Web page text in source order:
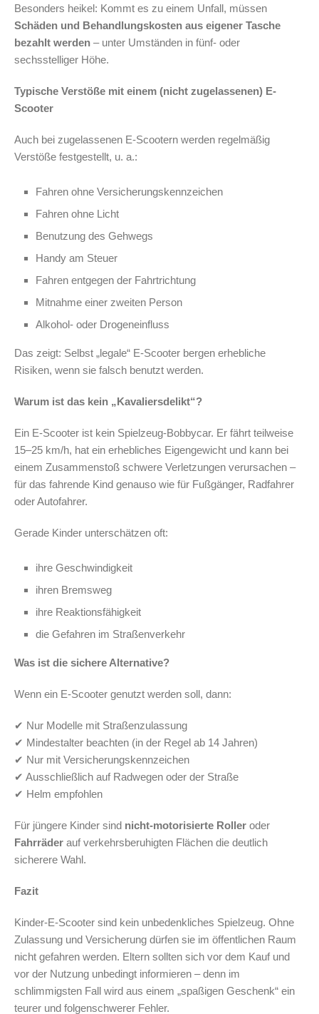
Besonders heikel: Kommt es zu einem Unfall, müssen
Schäden und Behandlungskosten aus eigener Tasche
bezahlt werden – unter Umständen in fünf- oder
sechsstelliger Höhe.
Typische Verstöße mit einem (nicht zugelassenen) E-
Scooter
Auch bei zugelassenen E-Scootern werden regelmäßig
Verstöße festgestellt, u. a.:
Fahren ohne Versicherungskennzeichen
Fahren ohne Licht
Benutzung des Gehwegs
Handy am Steuer
Fahren entgegen der Fahrtrichtung
Mitnahme einer zweiten Person
Alkohol- oder Drogeneinfluss
Das zeigt: Selbst „legale“ E-Scooter bergen erhebliche
Risiken, wenn sie falsch benutzt werden.
Warum ist das kein „Kavaliersdelikt“?
Ein E-Scooter ist kein Spielzeug-Bobbycar. Er fährt teilweise
15–25 km/h, hat ein erhebliches Eigengewicht und kann bei
einem Zusammenstoß schwere Verletzungen verursachen –
für das fahrende Kind genauso wie für Fußgänger, Radfahrer
oder Autofahrer.
Gerade Kinder unterschätzen oft:
ihre Geschwindigkeit
ihren Bremsweg
ihre Reaktionsfähigkeit
die Gefahren im Straßenverkehr
Was ist die sichere Alternative?
Wenn ein E-Scooter genutzt werden soll, dann:
✔ Nur Modelle mit Straßenzulassung
✔ Mindestalter beachten (in der Regel ab 14 Jahren)
✔ Nur mit Versicherungskennzeichen
✔ Ausschließlich auf Radwegen oder der Straße
✔ Helm empfohlen
Für jüngere Kinder sind nicht-motorisierte Roller oder
Fahrräder auf verkehrsberuhigten Flächen die deutlich
sicherere Wahl.
Fazit
Kinder-E-Scooter sind kein unbedenkliches Spielzeug. Ohne
Zulassung und Versicherung dürfen sie im öffentlichen Raum
nicht gefahren werden. Eltern sollten sich vor dem Kauf und
vor der Nutzung unbedingt informieren – denn im
schlimmigsten Fall wird aus einem „spaßigen Geschenk“ ein
teurer und folgenschwerer Fehler.